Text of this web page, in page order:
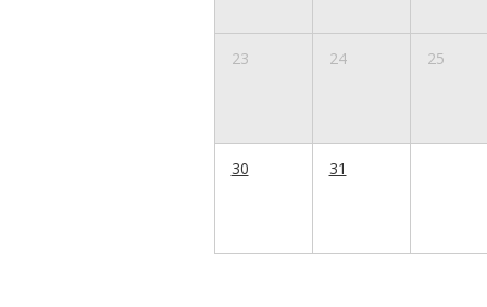
23 24 25
30 31